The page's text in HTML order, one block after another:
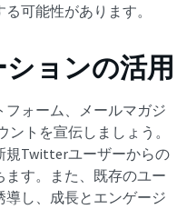
可能性があります。
ョンの活用
ォーム、メールマガジ
トを宣伝しましょう。
規Twitterユーザーからの
ます。また、既存のユー
し、成長とエンゲージ